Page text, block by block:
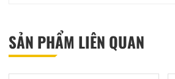
SẢN PHẨM LIÊN QUAN